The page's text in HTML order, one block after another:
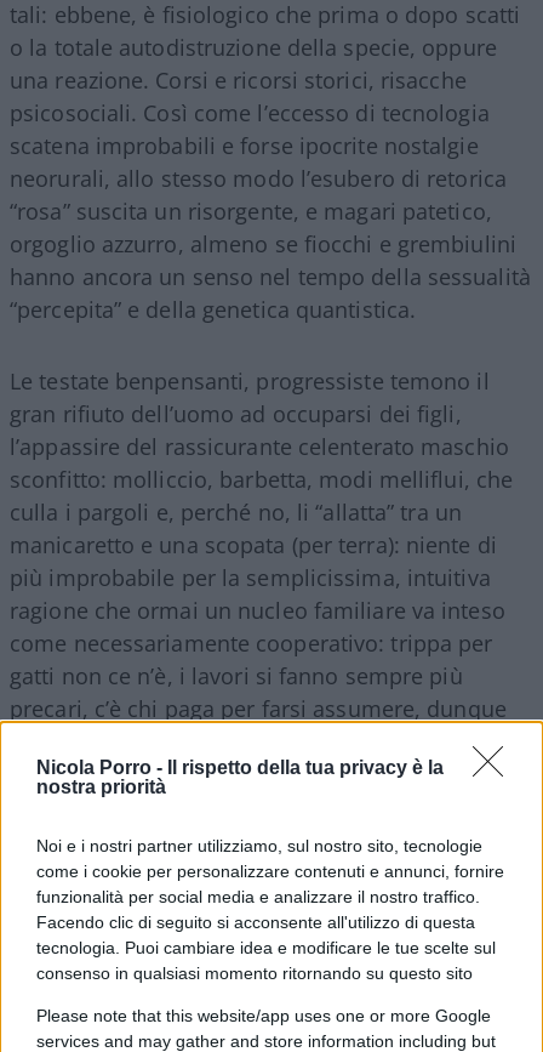
Nicola Porro -
Il rispetto della tua privacy è la
nostra priorità
Noi e i nostri partner utilizziamo, sul nostro sito, tecnologie
come i cookie per personalizzare contenuti e annunci, fornire
funzionalità per social media e analizzare il nostro traffico.
Facendo clic di seguito si acconsente all'utilizzo di questa
tecnologia. Puoi cambiare idea e modificare le tue scelte sul
consenso in qualsiasi momento ritornando su questo sito
Please note that this website/app uses one or more Google
services and may gather and store information including but
tali: ebbene, è fisiologico che prima o dopo scatti
o la totale autodistruzione della specie, oppure
una reazione. Corsi e ricorsi storici, risacche
psicosociali. Così come l’eccesso di tecnologia
scatena improbabili e forse ipocrite nostalgie
neorurali, allo stesso modo l’esubero di retorica
“rosa” suscita un risorgente, e magari patetico,
orgoglio azzurro, almeno se fiocchi e grembiulini
hanno ancora un senso nel tempo della sessualità
“percepita” e della genetica quantistica.
Le testate benpensanti, progressiste temono il
gran rifiuto dell’uomo ad occuparsi dei figli,
l’appassire del rassicurante celenterato maschio
sconfitto: molliccio, barbetta, modi melliflui, che
culla i pargoli e, perché no, li “allatta” tra un
manicaretto e una scopata (per terra): niente di
più improbabile per la semplicissima, intuitiva
ragione che ormai un nucleo familiare va inteso
come necessariamente cooperativo: trippa per
gatti non ce n’è, i lavori si fanno sempre più
precari, c’è chi paga per farsi assumere, dunque
sfruttare, (quasi) tutti siamo un po’ fattorini, il
divario della società del “venti-ottanta” si dilata in
un “uno-novantanove”, i privilegiati lo sono
sempre di più sebbene in numero sempre minore;
per tutti gli altri la giornata multitasking tra
occupazione professionale e domestica non è
neppure una opzione, una scelta: è una necessità
che prescinde dai ruoli e dai sessi. Altro che
sentirsi “sotto pressione per conformarsi a rigidi
stereotipi di genere”. Questi giornali pretendono